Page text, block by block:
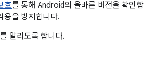
호를 통해 Android의 올바른 버전을 확인합
용을 방지합니다.
알리도록 합니다.